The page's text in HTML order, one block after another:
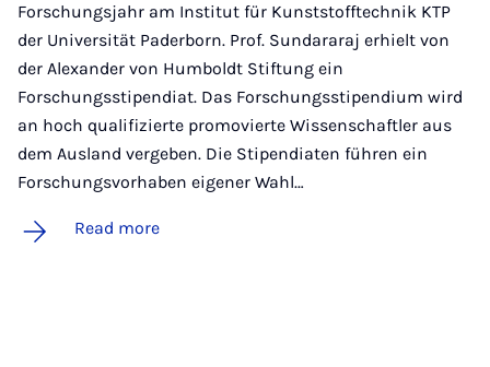
Forschungsjahr am Institut für Kunststofftechnik KTP
der Universität Paderborn. Prof. Sundararaj erhielt von
der Alexander von Humboldt Stiftung ein
Forschungsstipendiat. Das Forschungsstipendium wird
an hoch qualifizierte promovierte Wissenschaftler aus
dem Ausland vergeben. Die Stipendiaten führen ein
Forschungsvorhaben eigener Wahl…
Read more